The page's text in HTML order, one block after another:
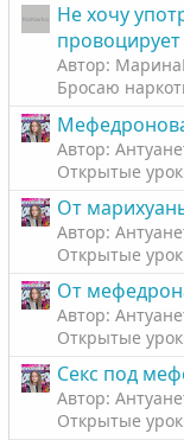
Не хочу
Автор:
Бросаю
Автор:
Открытые
От
Автор:
Открытые
От
Автор:
Открытые
Секс под
Автор:
Открытые